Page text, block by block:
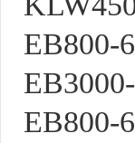
EB800-
EB800-